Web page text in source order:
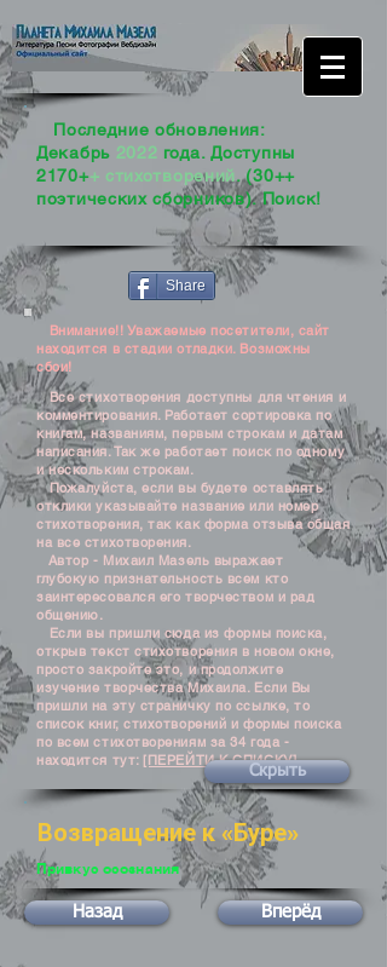
Последние обновления:
Декабрь2022 года. Доступны
2170++ стихотворений. (30++
поэтических сборников). Поиск!
Share
Внимание!! Уважаемые посетители, сайт
находится в стадии отладки. Возможны
сбои!
Все стихотворения доступны для чтения и
комментирования. Работает сортировка по
книгам, названиям, первым строкам и датам
написания. Так же работает поиск по одному
и нескольким строкам.
Пожалуйста, если вы будете оставлять
отклики указывайте название или номер
стихотворения, так как форма отзыва общая
на все стихотворения.
Автор - Михаил Мазель выражает
глубокую признательность всем кто
заинтересовался его творчеством и рад
общению.
Если вы пришли сюда из формы поиска,
открыв текст стихотворения в новом окне,
просто закройте это, и продолжите
изучение творчества Михаила. Если Вы
пришли на эту страничку по ссылке, то
список книг, стихотворений и формы поиска
по всем стихотворениям за 34 года -
находится тут: [ПЕРЕЙТИ К СПИСКУ]
Скрыть
Возвращение к «Буре»
Привкус осознания
Назад Вперёд